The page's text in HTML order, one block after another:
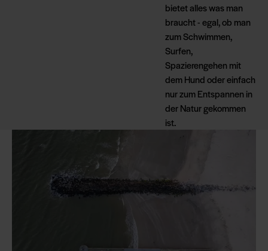
bietet alles was man
braucht - egal, ob man
zum Schwimmen,
Surfen,
Spazierengehen mit
dem Hund oder einfach
nur zum Entspannen in
der Natur gekommen
ist.